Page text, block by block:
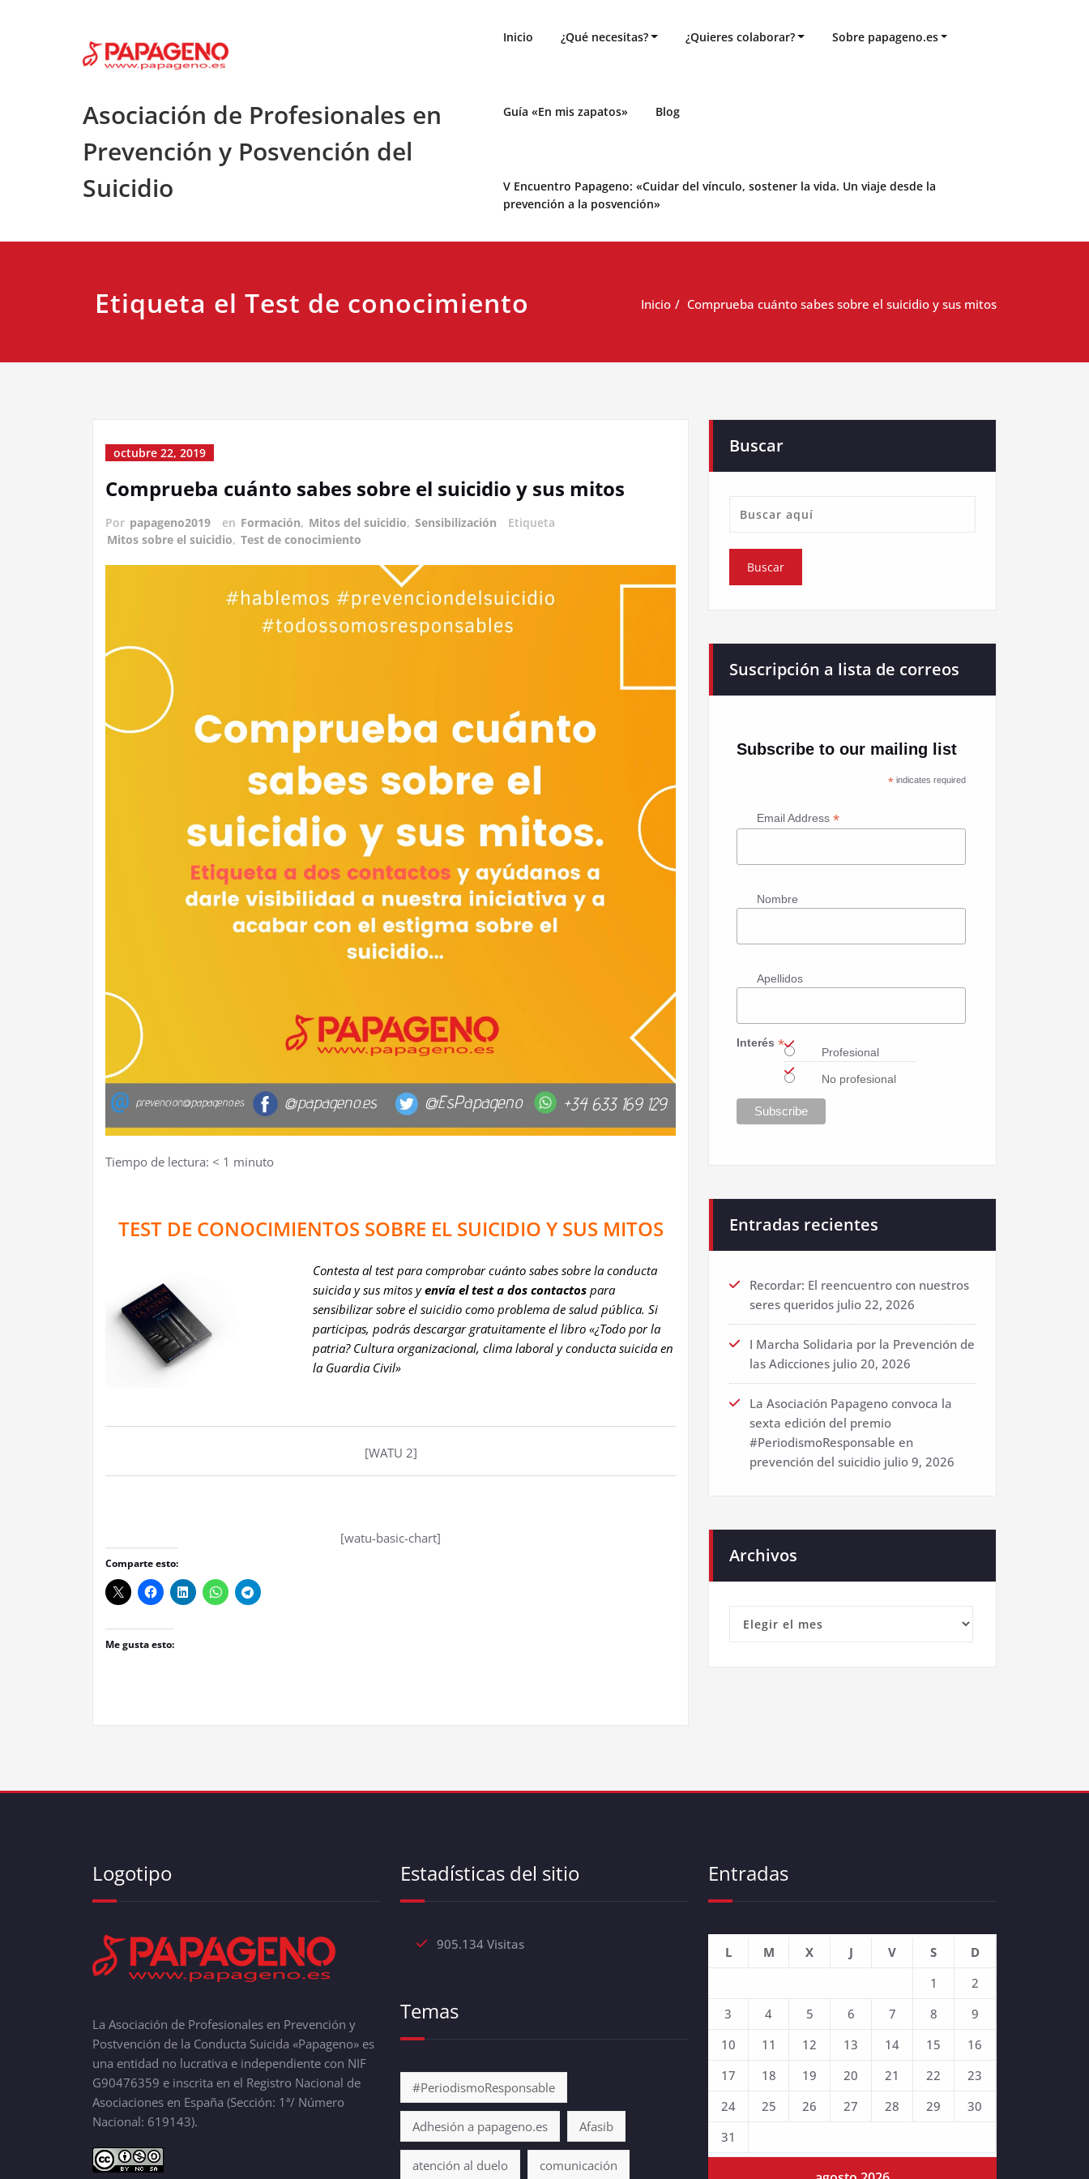
Asociación de Profesionales en
Prevención y Posvención del
Suicidio
Inicio ¿Qué necesitas? ¿Quieres colaborar? Sobre papageno.es
Guía «En mis zapatos» Blog
V Encuentro Papageno: «Cuidar del vínculo, sostener la vida. Un viaje desde la
prevención a la posvención»
Etiqueta el Test de conocimiento Inicio Comprueba cuánto sabes sobre el suicidio y sus mitos
octubre 22, 2019
Comprueba cuánto sabes sobre el suicidio y sus mitos
Por papageno2019 en Formación, Mitos del suicidio, Sensibilización
Etiqueta
Mitos sobre el suicidio, Test de conocimiento
Tiempo de lectura: < 1 minuto
TEST DE CONOCIMIENTOS SOBRE EL SUICIDIO Y SUS MITOS
Contesta al test para comprobar cuánto sabes sobre la conducta
suicida y sus mitos yenvía el test a dos contactos para
sensibilizar sobre el suicidio como problema de salud pública. Si
participas, podrás descargar gratuitamente el libro «¿Todo por la
patria? Cultura organizacional, clima laboral y conducta suicida en
la Guardia Civil»
[WATU 2]
[watu-basic-chart]
Comparte esto:
Me gusta esto:
Buscar
Suscripción a lista de correos
Subscribe to our mailing list
* indicates required
Email Address*
Nombre
Apellidos
Interés* Profesional
No profesional
Entradas recientes
Recordar: El reencuentro con nuestros
seres queridos julio 22, 2026
I Marcha Solidaria por la Prevención de
las Adicciones julio 20, 2026
La Asociación Papageno convoca la
sexta edición del premio
#PeriodismoResponsable en
prevención del suicidio julio 9, 2026
Archivos
Logotipo
La Asociación de Profesionales en Prevención y
Postvención de la Conducta Suicida «Papageno» es
una entidad no lucrativa e independiente con NIF
G90476359 e inscrita en el Registro Nacional de
Asociaciones en España (Sección: 1ª/ Número
Nacional: 619143).
Estadísticas del sitio
905.134 Visitas
Temas
#PeriodismoResponsable
Adhesión a papageno.es Afasib
atención al duelo comunicación
Entradas
L M X J V S
D
1
2
3
4 5 6 7 8
9
10
11 12 13 14 15
16
17
18 19 20 21 22
23
24
25 26 27 28 29
30
31